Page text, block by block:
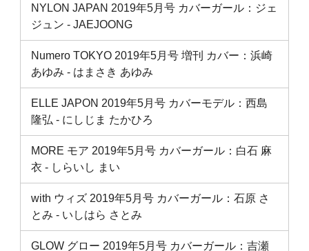
NYLON JAPAN 2019年5月号 カバーガール：ジェ
ジュン ‐ JAEJOONG
Numero TOKYO 2019年5月号 増刊 カバー：浜崎
あゆみ ‐ はまさき あゆみ
ELLE JAPON 2019年5月号 カバーモデル：西島
隆弘 ‐ にしじま たかひろ
MORE モア 2019年5月号 カバーガール：白石 麻
衣 ‐ しらいし まい
with ウィズ 2019年5月号 カバーガール：石原 さ
とみ ‐ いしはら さとみ
GLOW グロー 2019年5月号 カバーガール：吉瀬